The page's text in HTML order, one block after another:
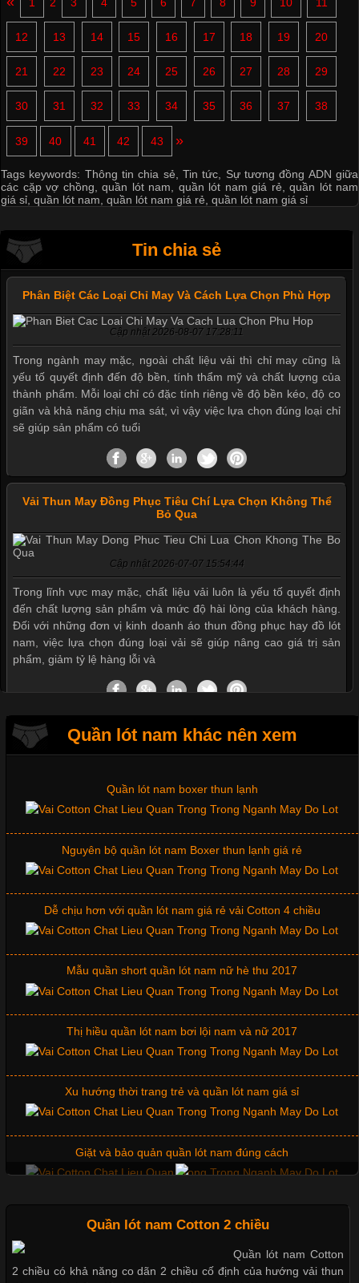
12 13 14 15 16 17 18 19 20
21 22 23 24 25 26 27 28 29
30 31 32 33 34 35 36 37 38
39 40 41 42 43 »
Tags keywords: Thông tin chia sẻ,Tin tức, Sự tương đồng ADN giữa
các cặp vợ chồng, quần lót nam, quần lót nam giá rẻ, quần lót nam
giá sỉ, quần lót nam, quần lót nam giá rẻ, quần lót nam giá sỉ
Tin chia sẻ
Phân Biệt Các Loại Chỉ May Và Cách Lựa Chọn Phù Hợp
Cập nhật 2026-08-07 17:28:11
Trong ngành may mặc, ngoài chất liệu vải thì chỉ may cũng là
yếu tố quyết định đến độ bền, tính thẩm mỹ và chất lượng của
thành phẩm. Mỗi loại chỉ có đặc tính riêng về độ bền kéo, độ co
giãn và khả năng chịu ma sát, vì vậy việc lựa chọn đúng loại chỉ
sẽ giúp sản phẩm có tuổi
Vải Thun May Đồng Phục Tiêu Chí Lựa Chọn Không Thể
Bỏ Qua
Cập nhật 2026-07-07 15:54:44
Trong lĩnh vực may mặc, chất liệu vải luôn là yếu tố quyết định
đến chất lượng sản phẩm và mức độ hài lòng của khách hàng.
Đối với những đơn vị kinh doanh áo thun đồng phục hay đồ lót
nam, việc lựa chọn đúng loại vải sẽ giúp nâng cao giá trị sản
phẩm, giảm tỷ lệ hàng lỗi và
Tìm Hiểu Các Kiểu Cổ Áo Thun Được Ưa Chuộng Trong
Cập nhật 2026-06-01 16:20:50
Bên cạnh chất liệu và kiểu dáng, phần cổ áo cũng là yếu tố
quan trọng tạo nên phong cách riêng cho từng sản phẩm. Mỗi
loại cổ áo sẽ mang đến một vẻ đẹp khác
Những Mẫu Áo Thun Đồng Phục Công Ty Được Ưa
Chuộng Hiện Nay
Cập nhật 2026-06-01 14:23:34
Trong môi trường kinh doanh hiện đại, việc xây dựng hình ảnh
chuyên nghiệp đóng vai trò quan trọng đối với sự phát triển của
doanh nghiệp. Một trong những giải pháp hiệu quả được nhiều
đơn vị lựa chọn hiện nay là sử dụng áo thun đồng phục công ty.
Vải Lycra Là Gì? Chất Liệu Co Giãn Được Ưa Chuộng Trong
Ngành May Mặc Trong ngành thời trang hiện đại, các loại vải có
Quần lót nam khác nên xem
Mẫu quần short quần lót nam nữ hè thu 2017
Thị hiều quần lót nam bơi lội nam và nữ 2017
Xu hướng thời trang trẻ và quần lót nam giá sỉ
Giặt và bảo quản quần lót nam đúng cách
Mẫu quần lót nam giá rẻ sốt hè 2017
Những mẩu quần lót nam thông dụng hiện nay
Quần lót nam boxer thun lạnh
Nguyên bộ quần lót nam Boxer thun lạnh giá rẻ
Dễ chịu hơn với quần lót nam giá rẻ vải Cotton 4 chiều
Mẫu quần short quần lót nam nữ hè thu 2017
Thị hiều quần lót nam bơi lội nam và nữ 2017
Xu hướng thời trang trẻ và quần lót nam giá sỉ
Giặt và bảo quản quần lót nam đúng cách
Mẫu quần lót nam giá rẻ sốt hè 2017
Những mẩu quần lót nam thông dụng hiện nay
Quần lót nam Cotton 2 chiều
Quần lót nam Cotton
2 chiều có khả năng co dãn 2 chiều cố định của hướng vải thun